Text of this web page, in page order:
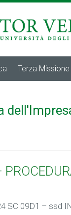
Terza Missione
SC 09D1 – ssd